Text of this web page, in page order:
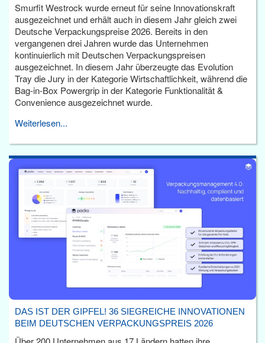
Smurfit Westrock wurde erneut für seine Innovationskraft
ausgezeichnet und erhält auch in diesem Jahr gleich zwei
Deutsche Verpackungspreise 2026. Bereits in den
vergangenen drei Jahren wurde das Unternehmen
kontinuierlich mit Deutschen Verpackungspreisen
ausgezeichnet. In diesem Jahr überzeugte das Evolution
Tray die Jury in der Kategorie Wirtschaftlichkeit, während die
Bag-in-Box Powergrip in der Kategorie Funktionalität &
Convenience ausgezeichnet wurde.
Weiterlesen...
DAS IST DER GIPFEL! 36 SIEGREICHE INNOVATIONEN
BEIM DEUTSCHEN VERPACKUNGSPREIS 2026